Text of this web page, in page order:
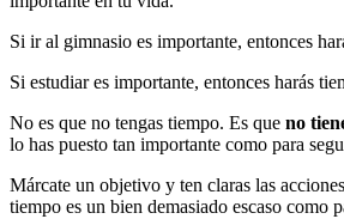
Si ir al gimnasio es importante, entonces
Si estudiar es importante, entonces harás
No es que no tengas tiempo. Es que no
lo has puesto tan importante como para
Márcate un objetivo y ten claras las
tiempo es un bien demasiado escaso como